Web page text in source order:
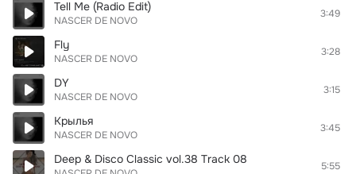
Tell Me (Radio Edit)
NASCER DE NOVO
3:49
Fly
NASCER DE NOVO
3:28
DY
NASCER DE NOVO
3:15
Крылья
NASCER DE NOVO
3:45
Deep & Disco Classic vol.38 Track 08 5:55